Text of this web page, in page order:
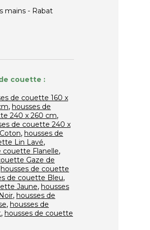
mains - Rabat
couette :
de couette 160 x
, housses de
240 x 260 cm,
de couette 240 x
, housses de
Lin Lavé,
couette Flanelle,
Gaze de
housses de couette
de couette Bleu,
Jaune, housses
, housses de
, housses de
, housses de couette